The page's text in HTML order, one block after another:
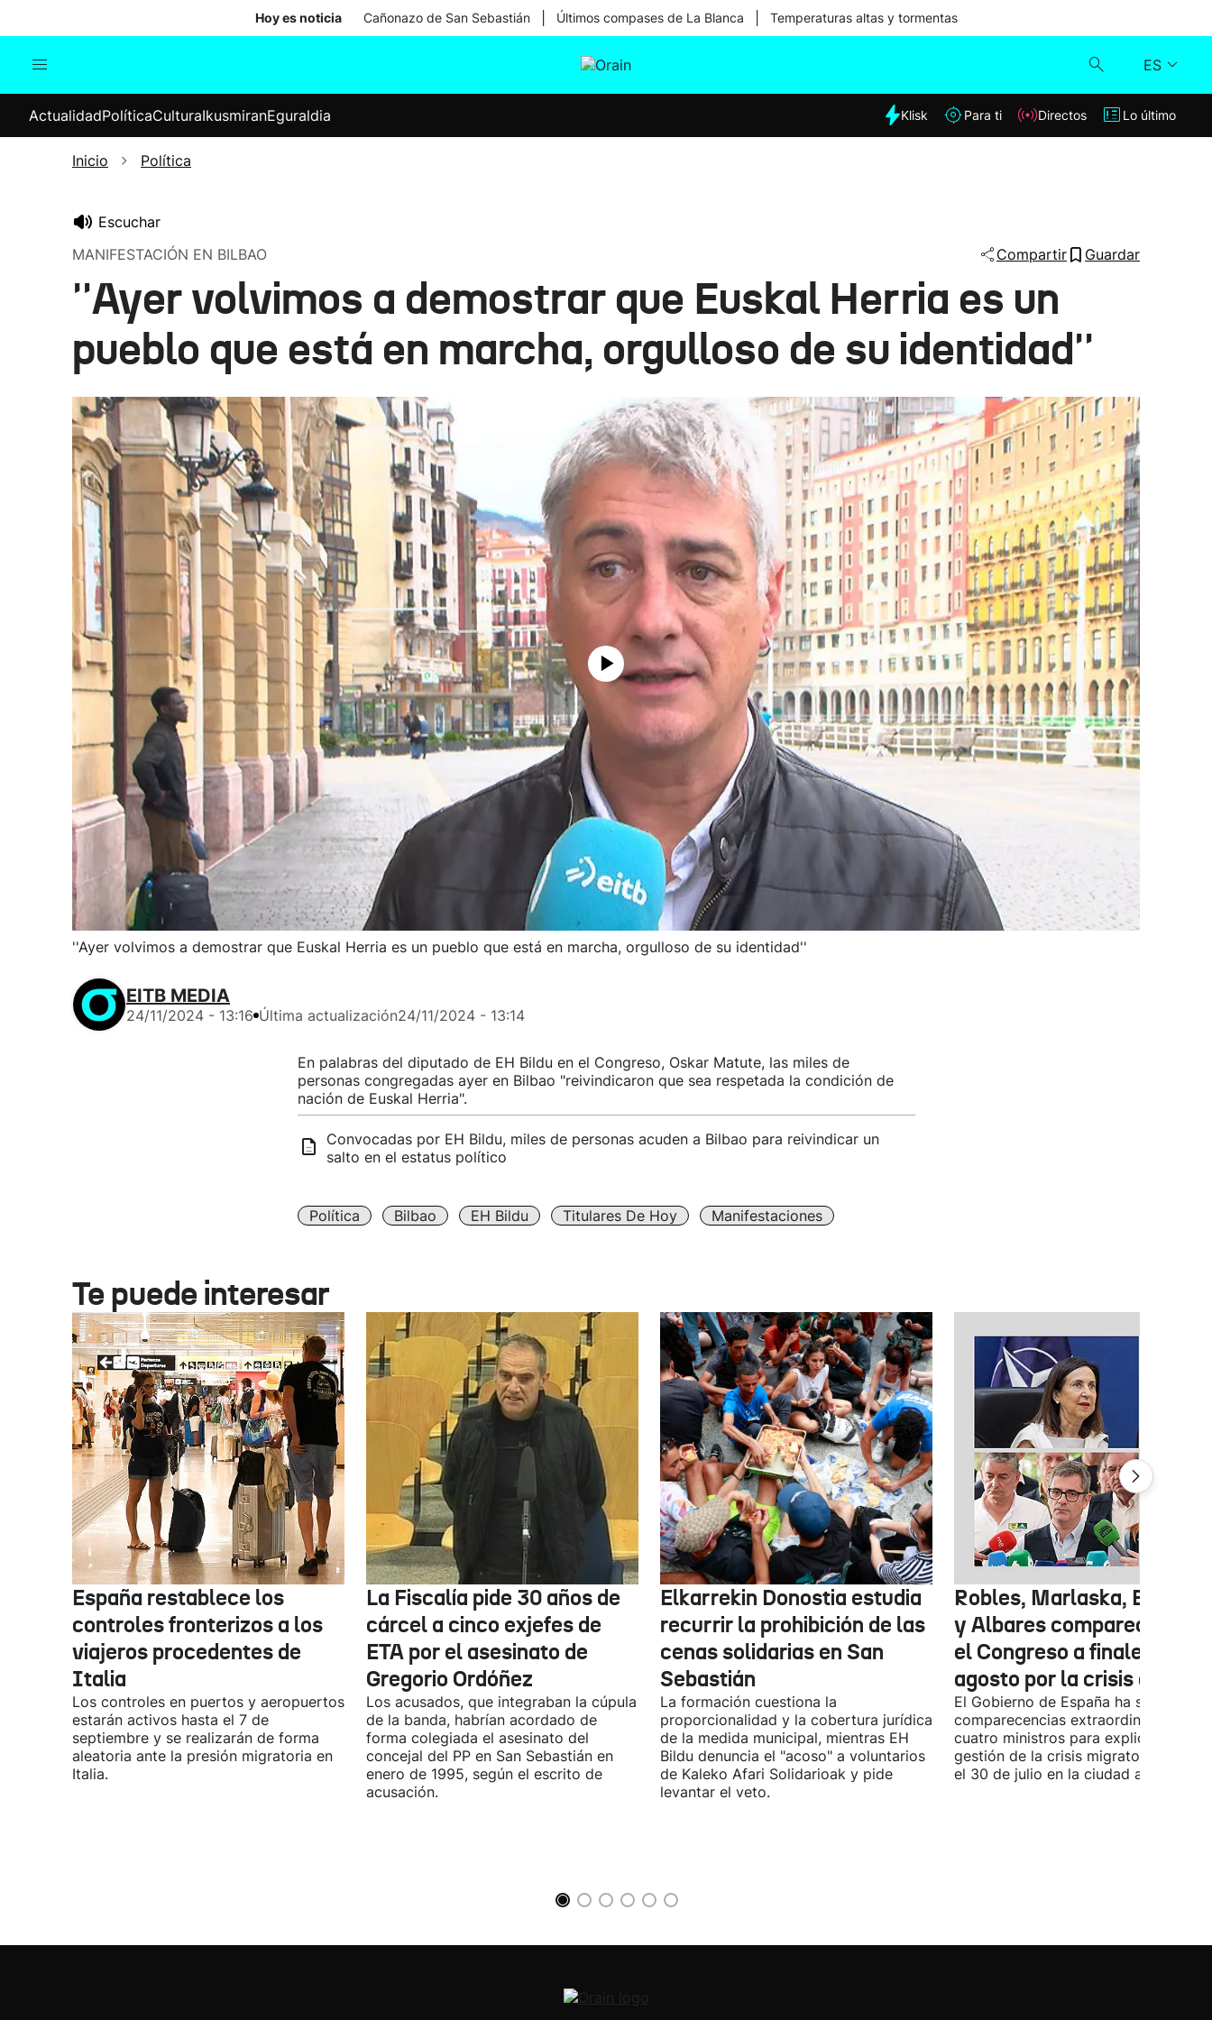
Hoy es noticia Cañonazo de San Sebastián Últimos compases de La Blanca Temperaturas altas y tormentas
ES
Internacional
Elecciones
Klisk
ActualidadPolíticaCulturaIkusmiranEguraldia Klisk Para ti Directos Lo último
Inicio Política
Escuchar
MANIFESTACIÓN EN BILBAO
Compartir Guardar
''Ayer volvimos a demostrar que Euskal Herria es un
pueblo que está en marcha, orgulloso de su identidad''
''Ayer volvimos a demostrar que Euskal Herria es un pueblo que está en marcha, orgulloso de su identidad''
EITB MEDIA
24/11/2024 - 13:16 Última actualización24/11/2024 - 13:14
En palabras del diputado de EH Bildu en el Congreso, Oskar Matute, las miles de
personas congregadas ayer en Bilbao "reivindicaron que sea respetada la condición de
nación de Euskal Herria".
Convocadas por EH Bildu, miles de personas acuden a Bilbao para reivindicar un
salto en el estatus político
Política Bilbao EH Bildu Titulares De Hoy Manifestaciones
Te puede interesar
España restablece los
controles fronterizos a los
viajeros procedentes de
Italia
Los controles en puertos y aeropuertos
estarán activos hasta el 7 de
septiembre y se realizarán de forma
aleatoria ante la presión migratoria en
Italia.
La Fiscalía pide 30 años de
cárcel a cinco exjefes de
ETA por el asesinato de
Gregorio Ordóñez
Los acusados, que integraban la cúpula
de la banda, habrían acordado de
forma colegiada el asesinato del
concejal del PP en San Sebastián en
enero de 1995, según el escrito de
acusación.
Elkarrekin Donostia estudia
recurrir la prohibición de las
cenas solidarias en San
Sebastián
La formación cuestiona la
proporcionalidad y la cobertura jurídica
de la medida municipal, mientras EH
Bildu denuncia el "acoso" a voluntarios
de Kaleko Afari Solidarioak y pide
levantar el veto.
Robles, Marlaska, Bolaños
y Albares comparecerán
el Congreso a finales de
agosto por la crisis de
El Gobierno de España ha solicitado
comparecencias extraordinarias de
cuatro ministros para explicar la
gestión de la crisis migratoria
el 30 de julio en la ciudad autónoma.